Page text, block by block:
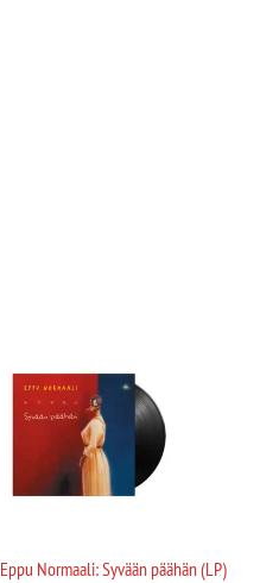
Eppu Normaali: Syvään päähän (LP)